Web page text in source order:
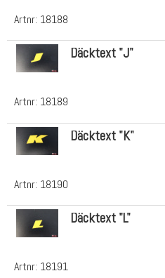
Artnr: 18188
Artnr: 18189
Däcktext "J"
Artnr: 18190
Däcktext "K"
Artnr: 18191
Däcktext "L"